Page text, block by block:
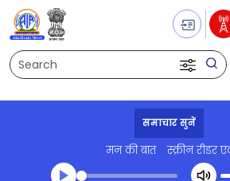
Search
समाचार सुनें
मन की बात स्क्रीन रीडर